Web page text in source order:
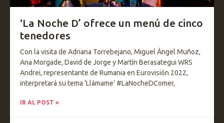
‘La Noche D’ ofrece un menú de cinco
tenedores
Con la visita de Adriana Torrebejano, Miguel Ángel Muñoz,
Ana Morgade, David de Jorge y Martín Berasategui WRS
Andrei, representante de Rumania en Eurovisión 2022,
interpretará su tema ‘Llámame’ #LaNocheDComer,
IR AL POST »